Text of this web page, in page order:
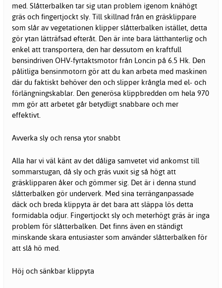
med. Slåtterbalken tar sig utan problem igenom knähögt
gräs och fingertjockt sly. Till skillnad från en gräsklippare
som slår av vegetationen klipper slåtterbalken istället, detta
gör ytan lätträfsad efteråt. Den är inte bara lätthanterlig och
enkel att transportera, den har dessutom en kraftfull
bensindriven OHV-fyrtaktsmotor från Loncin på 6.5 Hk. Den
pålitliga bensinmotorn gör att du kan arbeta med maskinen
där du faktiskt behöver den och slipper krångla med el- och
förlängningskablar. Den generösa klippbredden om hela 970
mm gör att arbetet går betydligt snabbare och mer
effektivt.
Avverka sly och rensa ytor snabbt
Alla har vi väl känt av det dåliga samvetet vid ankomst till
sommarstugan, då sly och gräs vuxit sig så högt att
gräsklipparen åker och gömmer sig. Det är i denna stund
slåtterbalken gör underverk. Med sina terränganpassade
däck och breda klippyta är det bara att släppa lös detta
formidabla odjur. Fingertjockt sly och meterhögt gräs är inga
problem för slåtterbalken. Det finns även en ständigt
minskande skara entusiaster som använder slåtterbalken för
att slå hö med.
Höj och sänkbar klippyta